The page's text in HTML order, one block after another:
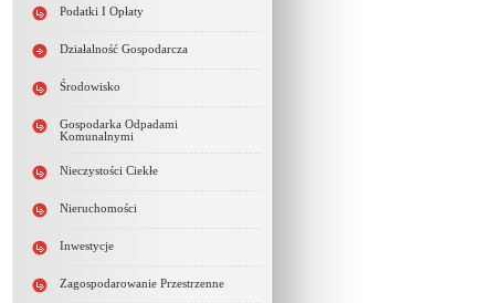
Podatki I Opłaty
Działalność Gospodarcza
Środowisko
Gospodarka Odpadami
Komunalnymi
Nieczystości Ciekłe
Nieruchomości
Inwestycje
Zagospodarowanie Przestrzenne